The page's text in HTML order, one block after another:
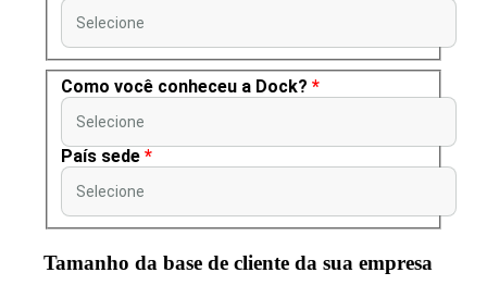
Selecione
Como você conheceu a Dock? *
Selecione
País sede *
Selecione
Tamanho da base de cliente da sua empresa